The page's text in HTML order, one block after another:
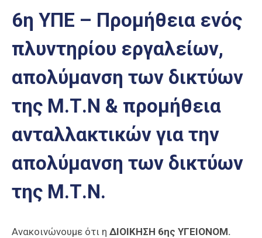
Επιχειρηματική
Υποστήριξη
Έκθεση
Παραδοσιακών
Επαγγελμάτων
ΕΒΕΠ-
6η ΥΠΕ – Προμήθεια ενός
πλυντηρίου εργαλείων,
απολύμανση των δικτύων
της Μ.Τ.Ν & προμήθεια
ανταλλακτικών για την
απολύμανση των δικτύων
της Μ.Τ.Ν.
Ανακοινώνουμε ότι η ΔΙΟΙΚΗΣΗ 6ης ΥΓΕΙΟΝΟΜ.